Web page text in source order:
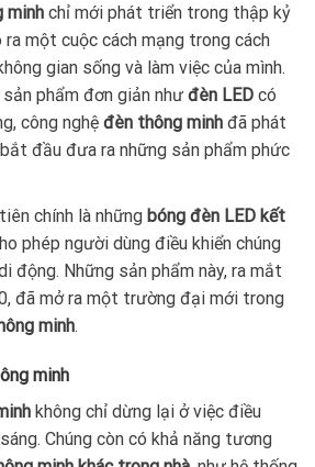
minh chỉ mới phát triển trong thập kỷ
một cuộc cách mạng trong cách
gian sống và làm việc của mình.
phẩm đơn giản như đèn LED có
công nghệ đèn thông minh đã phát
đầu đưa ra những sản phẩm phức
chính là những bóng đèn LED kết
phép người dùng điều khiển chúng
động. Những sản phẩm này, ra mắt
đã mở ra một trường đại mới trong
minh.
minh
không chỉ dừng lại ở việc điều
Chúng còn có khả năng tương